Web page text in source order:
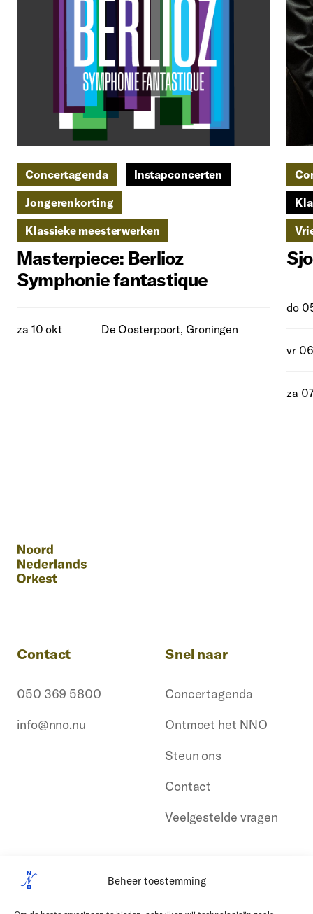
Beheer toestemming
Concertagenda
Instapconcerten
Jongerenkorting
Klassieke meesterwerken
Masterpiece: Berlioz
Symphonie fantastique
za 10 okt De Oosterpoort, Groningen
do
vr
za
Contact
050 369 5800
info@nno.nu
Snel naar
Concertagenda
Ontmoet het NNO
Steun ons
Contact
Veelgestelde vragen